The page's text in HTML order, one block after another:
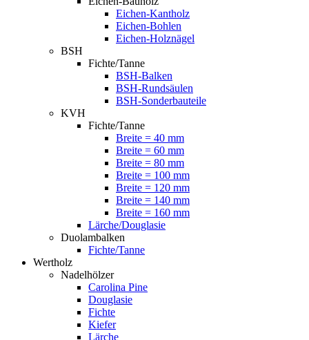
Eichen-Kantholz
Eichen-Bohlen
Eichen-Holznägel
BSH
Fichte/Tanne
BSH-Balken
BSH-Rundsäulen
BSH-Sonderbauteile
KVH
Fichte/Tanne
Breite = 40 mm
Breite = 60 mm
Breite = 80 mm
Breite = 100 mm
Breite = 120 mm
Breite = 140 mm
Breite = 160 mm
Lärche/Douglasie
Duolambalken
Fichte/Tanne
Wertholz
Nadelhölzer
Carolina Pine
Douglasie
Fichte
Kiefer
Lärche